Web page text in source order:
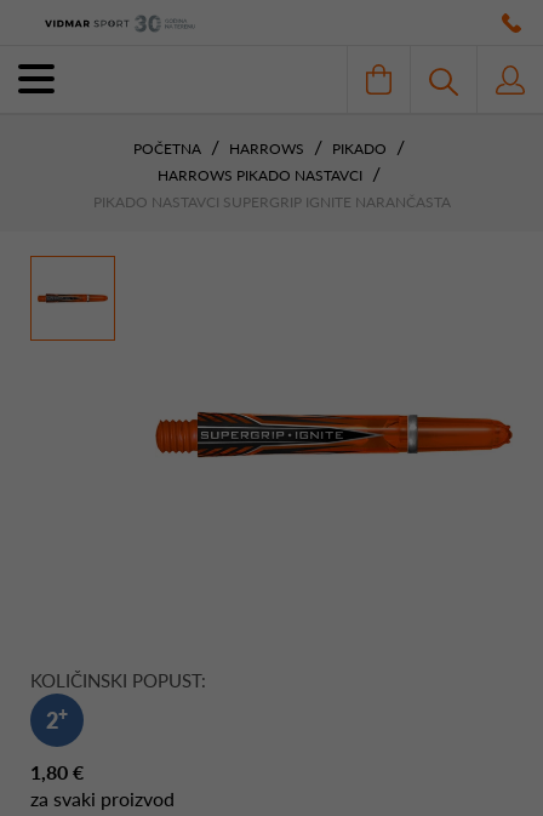
POČETNA HARROWS
PIKADO
HARROWS PIKADO NASTAVCI
PIKADO NASTAVCI SUPERGRIP IGNITE NARANČASTA
KOLIČINSKI POPUST:
2+
1,80 €
za svaki proizvod